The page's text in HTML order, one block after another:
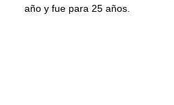
año y fue para 25 años.